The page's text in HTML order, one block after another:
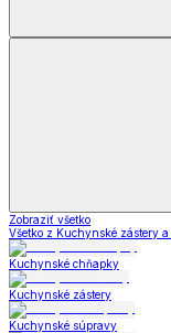
Zobraziť všetko
Všetko z Kuchynské zástery
Kuchynské chňapky
Kuchynské zástery
Kuchynské súpravy